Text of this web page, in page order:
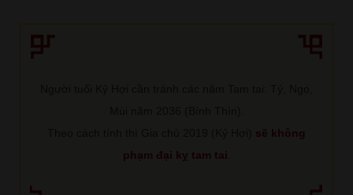
sẽ không
phạm đại kỵ tam tai